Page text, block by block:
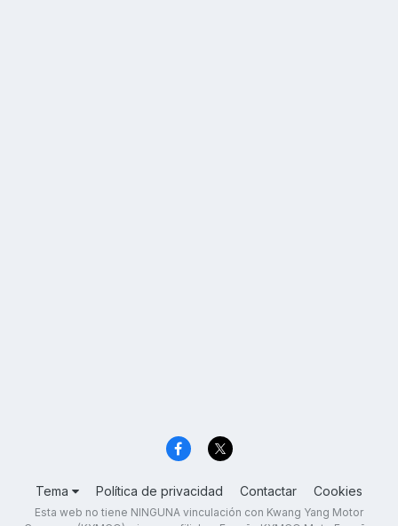
Tema Política de privacidad Contactar Cookies
Esta web no tiene NINGUNA vinculación con Kwang Yang Motor